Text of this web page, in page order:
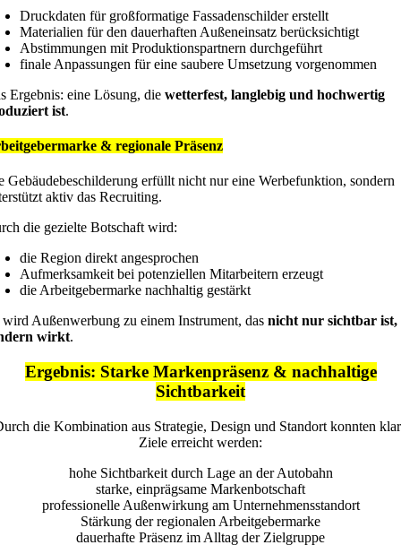
Druckdaten für großformatige Fassadenschilder erstellt
Materialien für den dauerhaften Außeneinsatz berücksichtigt
Abstimmungen mit Produktionspartnern durchgeführt
finale Anpassungen für eine saubere Umsetzung vorgenommen
Ergebnis: eine Lösung, die wetterfest, langlebig und hochwertig
ist.
& regionale Präsenz
Gebäudebeschilderung erfüllt nicht nur eine Werbefunktion, sondern
aktiv das Recruiting.
die gezielte Botschaft wird:
die Region direkt angesprochen
Aufmerksamkeit bei potenziellen Mitarbeitern erzeugt
die Arbeitgebermarke nachhaltig gestärkt
wird Außenwerbung zu einem Instrument, das nicht nur sichtbar ist,
wirkt.
Ergebnis: Starke Markenpräsenz & nachhaltige
Sichtbarkeit
die Kombination aus Strategie, Design und Standort konnten
Ziele erreicht werden:
hohe Sichtbarkeit durch Lage an der Autobahn
starke, einprägsame Markenbotschaft
professionelle Außenwirkung am Unternehmensstandort
Stärkung der regionalen Arbeitgebermarke
dauerhafte Präsenz im Alltag der Zielgruppe